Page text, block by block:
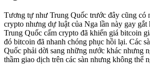
Tương tự như Trung Quốc trước đây cũng có
crypto nhưng dự luật của Nga lần này gay
Trung Quốc cấm crypto đã khiến giá bitcoin
đó bitcoin đã nhanh chóng phục hồi lại. Các
Quốc phải dời sang những nước khác nhưng
thầm giao dịch trên các sàn nhưng không thể